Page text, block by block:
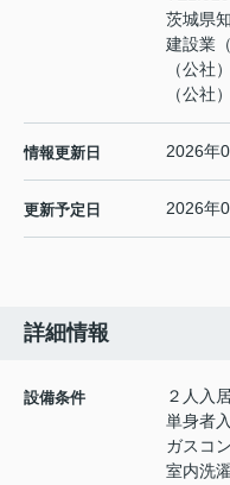
茨城県
建設業
（公社
（公社
情報更新日 2026年
更新予定日 2026年
詳細情報
設備条件
２人入
単身者
ガスコ
室内洗